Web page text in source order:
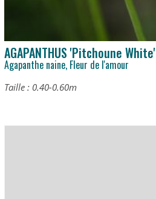
AGAPANTHUS 'Pitchoune White'
Agapanthe naine, Fleur de l'amour
Taille : 0.40-0.60m